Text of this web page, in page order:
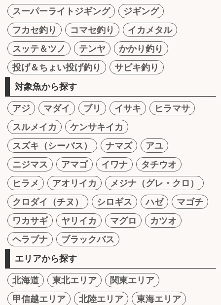
スーパーライトジギング
ジギング
フカセ釣り
コマセ釣り
イカメタル
スッテ＆ツノ
テンヤ
かかり釣り
投げ＆ちょい投げ釣り
サビキ釣り
対象魚から探す
アジ マダイ ブリ イサキ
ヒラマサ
スルメイカ
ケンサキイカ
スズキ（シーバス）
ナマズ
アユ
ニジマス
アマゴ イワナ
タチウオ
ヒラメ
アオリイカ
メジナ（グレ・クロ）
クロダイ（チヌ）
シロギス ハゼ
マゴチ
ワカサギ
ヤリイカ マグロ
カツオ
ヘラブナ
ブラックバス
エリアから探す
北海道 東北エリア
関東エリア
甲信越エリア
北陸エリア
東海エリア